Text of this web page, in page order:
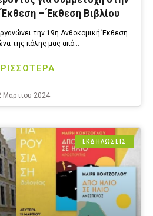
– Έκθεση Βιβλίου
την 19η Ανθοκομική Έκθεση
της πόλης μας από…
Μαρτίου 2024
ΕΚΔΗΛΩΣΕΙΣ